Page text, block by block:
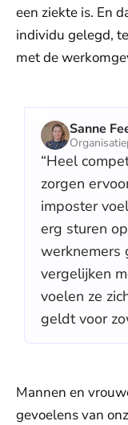
een ziekte is. En
individu gelegd,
met de
Sanne
“Heel
zorgen
imposter
erg sturen
werknemers
vergelijken
voelen ze
geldt voor
Mannen en
gevoelens van